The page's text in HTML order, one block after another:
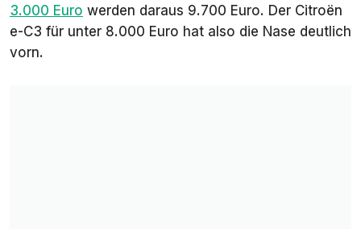
3.000 Euro werden daraus 9.700 Euro. Der Citroën
e-C3 für unter 8.000 Euro hat also die Nase deutlich
vorn.